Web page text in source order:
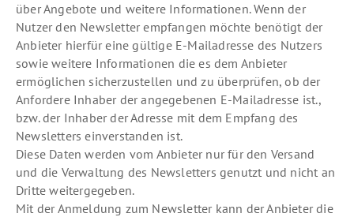
über Angebote und weitere Informationen. Wenn der
Nutzer den Newsletter empfangen möchte benötigt der
Anbieter hierfür eine gültige E-Mailadresse des Nutzers
sowie weitere Informationen die es dem Anbieter
ermöglichen sicherzustellen und zu überprüfen, ob der
Anfordere Inhaber der angegebenen E-Mailadresse ist.,
bzw. der Inhaber der Adresse mit dem Empfang des
Newsletters einverstanden ist.
Diese Daten werden vom Anbieter nur für den Versand
und die Verwaltung des Newsletters genutzt und nicht an
Dritte weitergegeben.
Mit der Anmeldung zum Newsletter kann der Anbieter die